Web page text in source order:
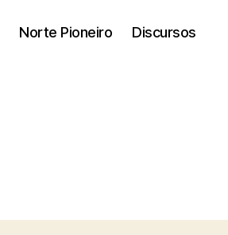
Norte Pioneiro Discursos